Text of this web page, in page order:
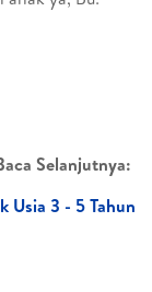
Selanjutnya:
Usia 3 - 5 Tahun